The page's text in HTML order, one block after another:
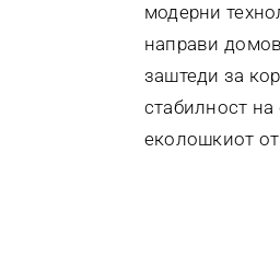
модерни
направи
заштеди за
стабилност на
еколошкиот